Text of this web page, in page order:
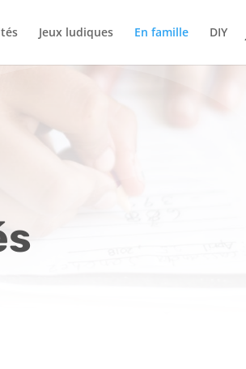
Jeux ludiques En famille DIY